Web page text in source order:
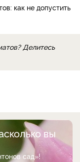
как не допустить
Делитесь
вы
сад»!